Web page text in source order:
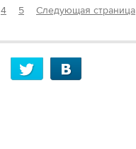
4 5 Следующая страница